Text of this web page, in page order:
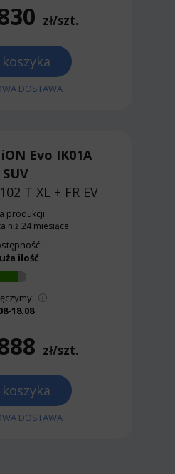
zł/szt.
DOSTAWA
Evo IK01A
SUV
T XL + FR EV
produkcji:
niż 24 miesiące
ilość
18.08
zł/szt.
DOSTAWA